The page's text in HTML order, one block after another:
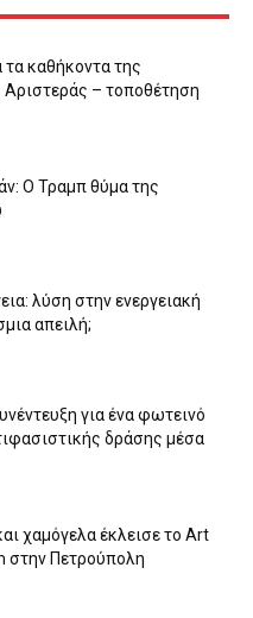
τα καθήκοντα της
Αριστεράς – τοποθέτηση
Ο Τραμπ θύμα της
λύση στην ενεργειακή
απειλή;
για ένα φωτεινό
δράσης μέσα
χαμόγελα έκλεισε το Art
στην Πετρούπολη